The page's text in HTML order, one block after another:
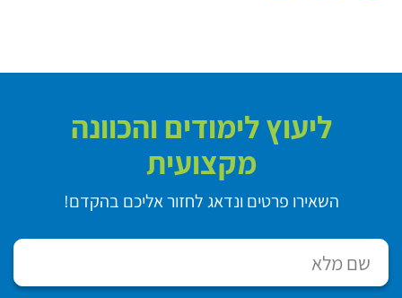
ליעוץ לימודים והכוונה
מקצועית
השאירו פרטים ונדאג לחזור אליכם בהקדם!